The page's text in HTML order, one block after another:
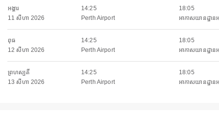
អង្គារ
11 សីហា 2026
14:25
Perth Airport
18:05
អាកាសយានដ្ឋានអ
ពុធ
12 សីហា 2026
14:25
Perth Airport
18:05
អាកាសយានដ្ឋានអ
ព្រហស្បតិ៍
13 សីហា 2026
14:25
Perth Airport
18:05
អាកាសយានដ្ឋានអ